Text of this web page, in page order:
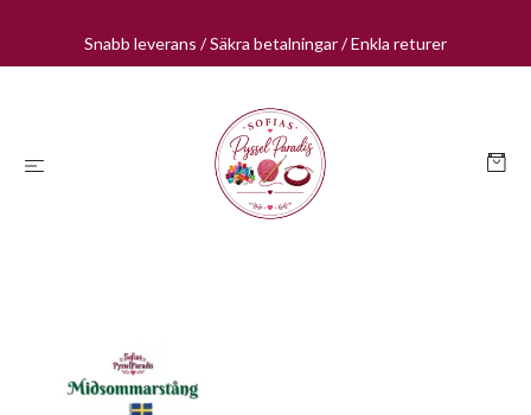
Snabb leverans / Säkra betalningar / Enkla returer